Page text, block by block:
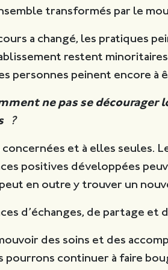
transformés par le
a changé, les pratiques
restent
personnes peinent encore à
ne pas se décourager
?
et à elles
positives développées
en outre y trouver un
d’échanges, de partage
des soins et des
continuer à faire